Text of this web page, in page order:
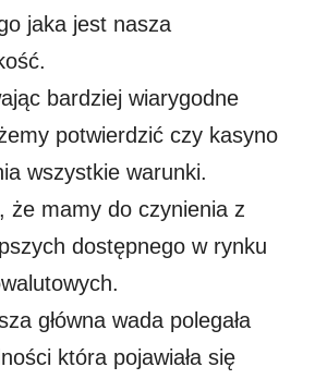
jaka jest nasza
bardziej wiarygodne
potwierdzić czy kasyno
wszystkie warunki.
że mamy do czynienia z
dostępnego w rynku
główna wada polegała
która pojawiała się